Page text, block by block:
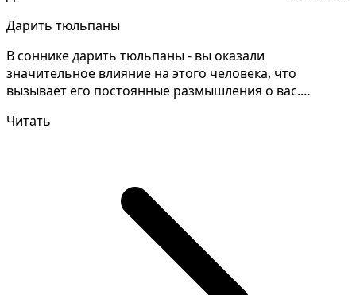
Дарить тюльпаны
В соннике дарить тюльпаны - вы оказали
значительное влияние на этого человека, что
вызывает его постоянные размышления о вас.
Читать